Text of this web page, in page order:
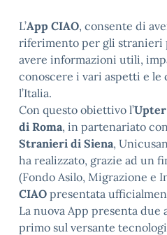
L’App CIAO, consente di
riferimento per gli stranieri
avere informazioni utili,
conoscere i vari aspetti e
l’Italia.
Con questo obiettivo l’Upter
di Roma, in partenariato con
Stranieri di Siena,
ha realizzato, grazie ad un
(Fondo Asilo, Migrazione e
CIAO presentata
La nuova App presenta
primo sul versante